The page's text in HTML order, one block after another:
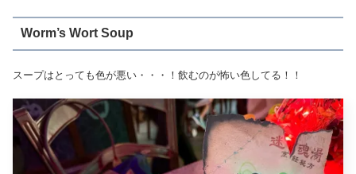
Worm’s Wort Soup
スープはとっても色が悪い・・・！飲むのが怖い色してる！！